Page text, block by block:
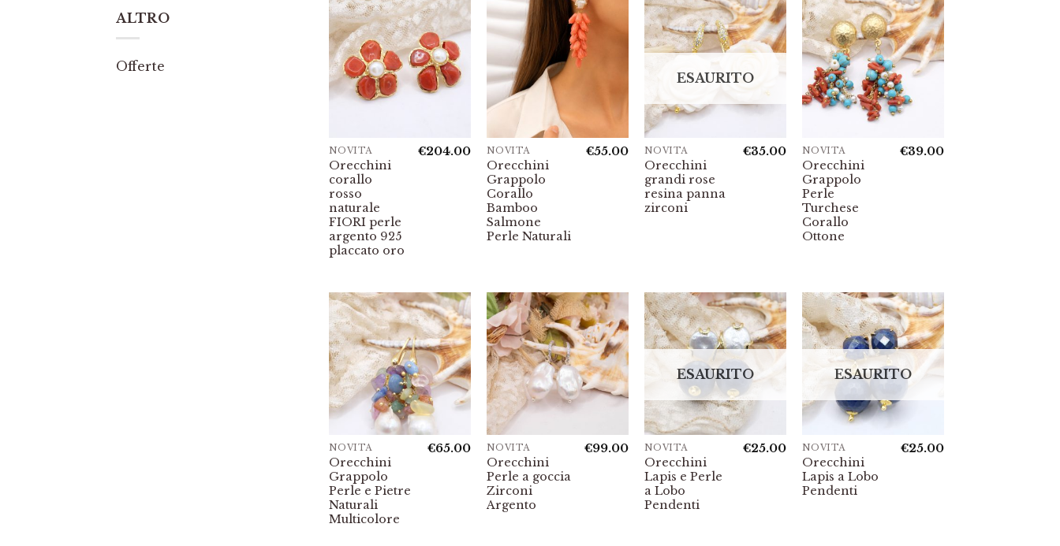
ALTRO
Offerte
NOVITÀ
Orecchini
corallo
rosso
naturale
FIORI perle
argento 925
placcato oro
€204.00 NOVITÀ
Orecchini
Grappolo
Corallo
Bamboo
Salmone
Perle Naturali
€55.00
ESAURITO
NOVITÀ
Orecchini
grandi rose
resina panna
zirconi
€35.00 NOVITÀ
Orecchini
Grappolo
Perle
Turchese
Corallo
Ottone
€39.00
NOVITÀ
Orecchini
Grappolo
Perle e Pietre
Naturali
Multicolore
€65.00 NOVITÀ
Orecchini
Perle a goccia
Zirconi
Argento
€99.00
ESAURITO
NOVITÀ
Orecchini
Lapis e Perle
a Lobo
Pendenti
€25.00
ESAURITO
NOVITÀ
Orecchini
Lapis a Lobo
Pendenti
€25.00